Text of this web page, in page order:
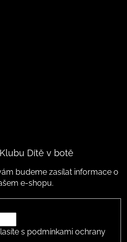
Dítě v botě
budeme zasílat informace o
e-shopu.
s podmínkami ochrany